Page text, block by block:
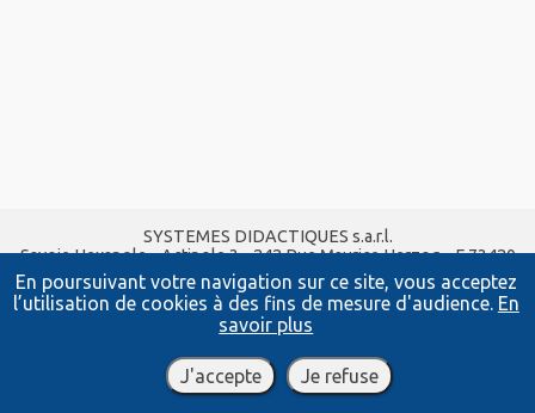
En poursuivant votre navigation sur ce site, vous acceptez
l’utilisation de cookies à des fins de mesure d'audience. En
savoir plus
J'accepte Je refuse
SYSTEMES DIDACTIQUES s.a.r.l.
Savoie Hexapole - Actipole 3 - 242 Rue Maurice Herzog - F 73420
VIVIERS DU LAC
Tel : 04 56 42 80 70| Fax :04 56 42 80 71
xavier.granjon@systemes-didactiques.fr
www.systemes-didactiques.fr